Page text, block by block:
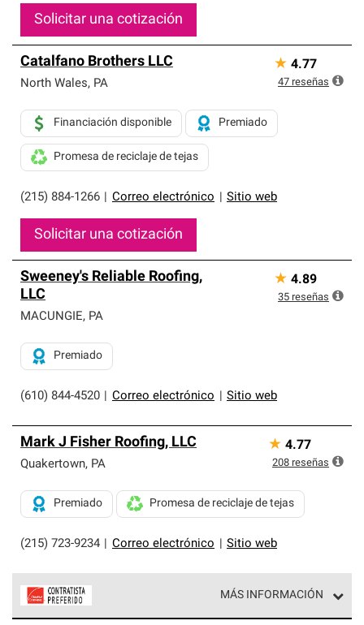
sistemas de techos.
Solicitar una cotización
Catalfano Brothers LLC
North Wales, PA
(215) 884-1266 Correo electrónico Sitio web
Financiación disponible Premiado
Promesa de reciclaje de tejas
Solicitar una cotización
★ 4.77
47 reseñas
Sweeney's Reliable Roofing,
LLC
MACUNGIE, PA
(610) 844-4520 Correo electrónico Sitio web
Premiado
★ 4.89
35 reseñas
Mark J Fisher Roofing, LLC
Quakertown, PA
(215) 723-9234 Correo electrónico Sitio web
Premiado Promesa de reciclaje de tejas
★ 4.77
208 reseñas
MÁS INFORMACIÓN